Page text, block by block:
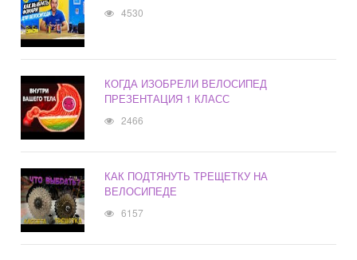
4530
КОГДА ИЗОБРЕЛИ ВЕЛОСИПЕД
ПРЕЗЕНТАЦИЯ 1 КЛАСС
2466
КАК ПОДТЯНУТЬ ТРЕЩЕТКУ НА
ВЕЛОСИПЕДЕ
6157